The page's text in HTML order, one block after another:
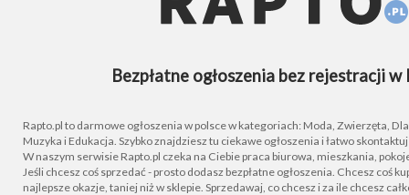
Bezpłatne ogłoszenia bez rejestracji w
Rapto.pl to darmowe ogłoszenia w polsce w kategoriach: Moda, Zwierzęta, Dla
Muzyka i Edukacja. Szybko znajdziesz tu ciekawe ogłoszenia i łatwo
W naszym serwisie Rapto.pl czeka na Ciebie praca biurowa, mieszkania,
Jeśli chcesz coś sprzedać - prosto dodasz bezpłatne ogłoszenia. Chcesz coś
najlepsze okazje, taniej niż w sklepie. Sprzedawaj, co chcesz i za ile chcesz